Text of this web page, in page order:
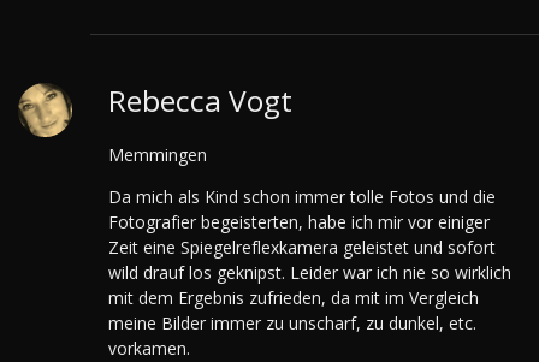
Rebecca Vogt
Memmingen
Da mich als Kind schon immer tolle Fotos und die
Fotografier begeisterten, habe ich mir vor einiger
Zeit eine Spiegelreflexkamera geleistet und sofort
wild drauf los geknipst. Leider war ich nie so wirklich
mit dem Ergebnis zufrieden, da mit im Vergleich
meine Bilder immer zu unscharf, zu dunkel, etc.
vorkamen.